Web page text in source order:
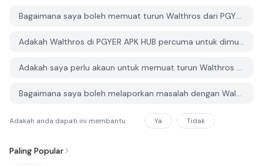
Bagaimana saya boleh memuat turun Walthros dari PGYER APK HUB?
Adakah Walthros di PGYER APK HUB percuma untuk dimuat turun?
Adakah saya perlu akaun untuk memuat turun Walthros dari PGYER APK HUB?
Bagaimana saya boleh melaporkan masalah dengan Walthros di PGYER APK HUB?
Adakah anda dapati ini membantu Ya Tidak
Paling Popular